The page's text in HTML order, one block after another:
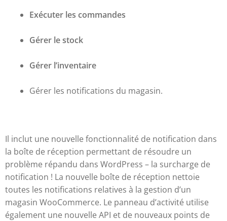
Exécuter les commandes
Gérer le stock
Gérer l’inventaire
Gérer les notifications du magasin.
Il inclut une nouvelle fonctionnalité de notification dans
la boîte de réception permettant de résoudre un
problème répandu dans WordPress – la surcharge de
notification ! La nouvelle boîte de réception nettoie
toutes les notifications relatives à la gestion d’un
magasin WooCommerce. Le panneau d’activité utilise
également une nouvelle API et de nouveaux points de